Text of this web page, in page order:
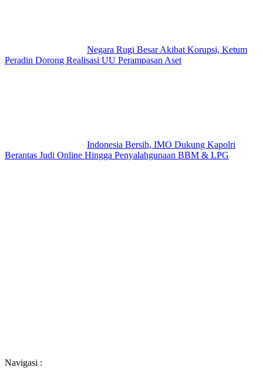
Negara Rugi Besar Akibat Korupsi, Ketum
Peradin Dorong Realisasi UU Perampasan Aset
Indonesia Bersih, IMO Dukung Kapolri
Berantas Judi Online Hingga Penyalahgunaan BBM & LPG
Navigasi :